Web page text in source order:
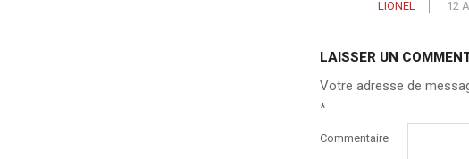
LIONEL 12
LAISSER UN
Votre adresse de
*
Commentaire